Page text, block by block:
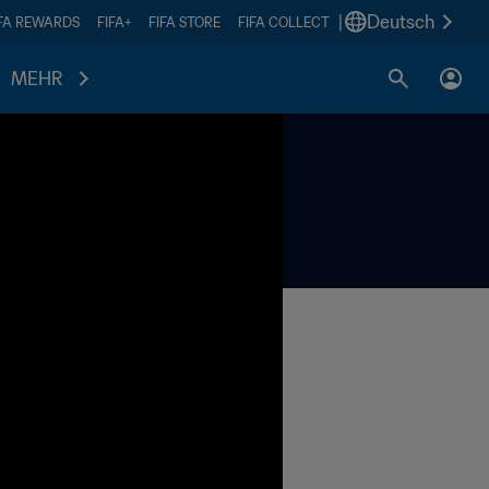
REWARDS FIFA+ FIFA STORE FIFA COLLECT Deutsch
MEHR